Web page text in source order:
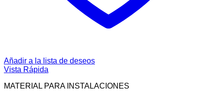
Añadir a la lista de deseos
Vista Rápida
MATERIAL PARA INSTALACIONES